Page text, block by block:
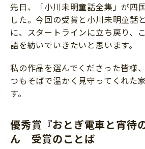
先日、「小川未明童話全集」が四
した。今回の受賞と小川未明童話
に、スタートラインに立ち戻り、
語を紡いでいきたいと思います。
私の作品を選んでくださった皆様
つもそばで温かく見守ってくれた
す。
優秀賞『おとぎ電車と宵待
ん 受賞のことば